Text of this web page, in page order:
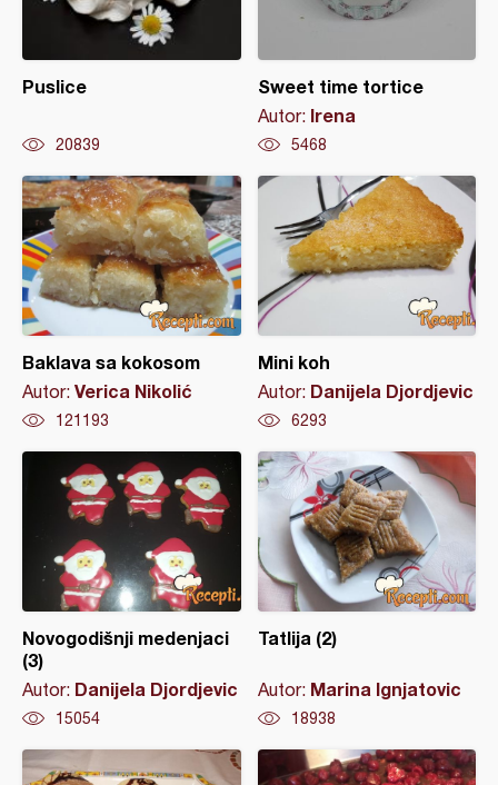
Puslice
20839
Sweet time tortice
Autor: Irena
5468
Baklava sa kokosom
Autor: Verica Nikolić
121193
Mini koh
Autor: Danijela Djordjevic
6293
Novogodišnji medenjaci
(3)
Autor: Danijela Djordjevic
15054
Tatlija (2)
Autor: Marina Ignjatovic
18938